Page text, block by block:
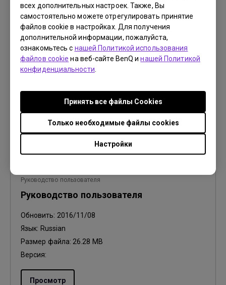
всех дополнительных настроек. Также, Вы
самостоятельно можете отрегулировать принятие
файлов cookie в настройках. Для получения
дополнительной информации, пожалуйста,
ознакомьтесь с нашей Политикой использования
файлов cookie на веб-сайте BenQ инашей Политикой
конфиденциальности
Настройки
Только необходимые файлы cookies
Принять все файлы Сookies
Руководство пользователя
User Manual
2016/11/08
Язык:English
Версия:
Просмотр
Руководство пользователя
Руководство пользователя
Обновить: 2016/11/08
Язык: Russian
Размер файла: 26.28 MB
Версия:
Просмотр